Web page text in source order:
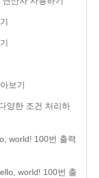
보기
양한 조건 처리하
world! 100번 출력
world! 100번 출